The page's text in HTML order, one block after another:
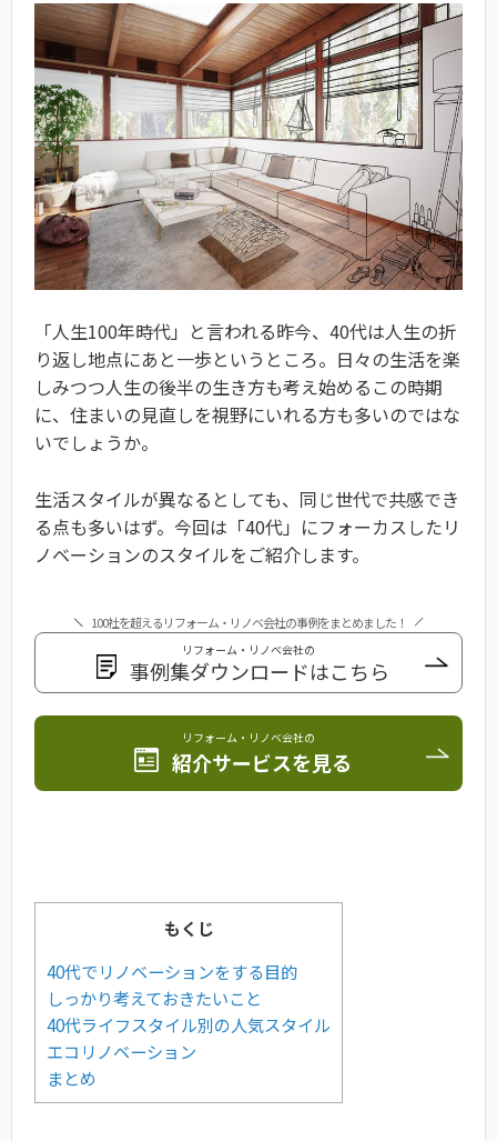
「人生100年時代」と言われる昨今、40代は人生の折
り返し地点にあと一歩というところ。日々の生活を楽
しみつつ人生の後半の生き方も考え始めるこの時期
に、住まいの見直しを視野にいれる方も多いのではな
いでしょうか。
生活スタイルが異なるとしても、同じ世代で共感でき
る点も多いはず。今回は「40代」にフォーカスしたリ
ノベーションのスタイルをご紹介します。
100社を超えるリフォーム・リノベ会社の事例をまとめました！
リフォーム・リノベ会社の
事例集ダウンロードはこちら
リフォーム・リノベ会社の
紹介サービスを見る
もくじ
40代でリノベーションをする目的
しっかり考えておきたいこと
40代ライフスタイル別の人気スタイル
エコリノベーション
まとめ